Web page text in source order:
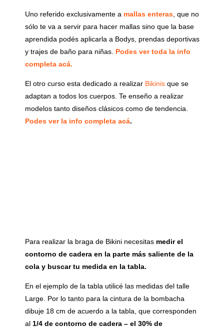
Uno referido exclusivamente a mallas enteras, que no
sólo te va a servir para hacer mallas sino que la base
aprendida podés aplicarla a Bodys, prendas deportivas
y trajes de baño para niñas. Podes ver toda la info
completa acá.
El otro curso esta dedicado a realizar Bikinisque se
adaptan a todos los cuerpos. Te enseño a realizar
modelos tanto diseños clásicos como de tendencia.
Podes ver la info completa acá.
Para realizar la braga de Bikini necesitas medir el
contorno de cadera en la parte más saliente de la
cola y buscar tu medida en la tabla.
En el ejemplo de la tabla utilicé las medidas del talle
Large. Por lo tanto para la cintura de la bombacha
dibuje 18 cm de acuerdo a la tabla, que corresponden
al 1/4 de contorno de cadera – el 30% de